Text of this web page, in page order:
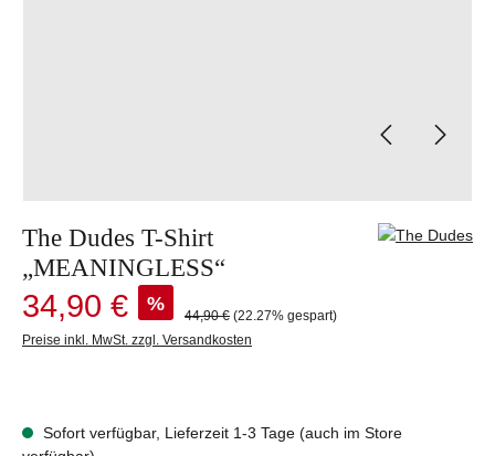
The Dudes T-Shirt
„MEANINGLESS“
Verkaufspreis:
34,90 € % Regulärer Preis:
44,90 €(22.27% gespart)
Preise inkl. MwSt. zzgl. Versandkosten
Sofort verfügbar, Lieferzeit 1-3 Tage (auch im Store